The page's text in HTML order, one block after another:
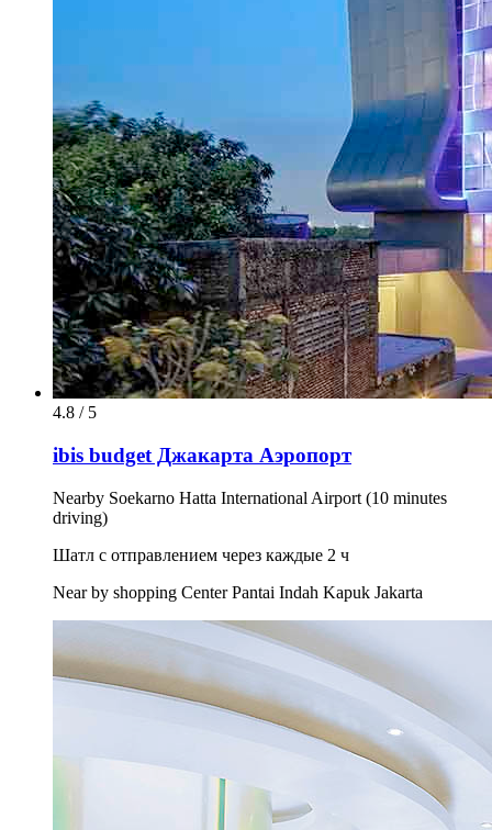
4.8 / 5
ibis budget Джакарта Аэропорт
Nearby Soekarno Hatta International Airport (10 minutes
driving)
Шатл с отправлением через каждые 2 ч
Near by shopping Center Pantai Indah Kapuk Jakarta